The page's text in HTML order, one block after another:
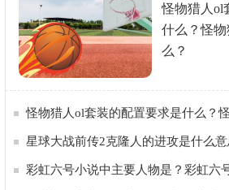
怪物猎人ol
什么？怪
么？